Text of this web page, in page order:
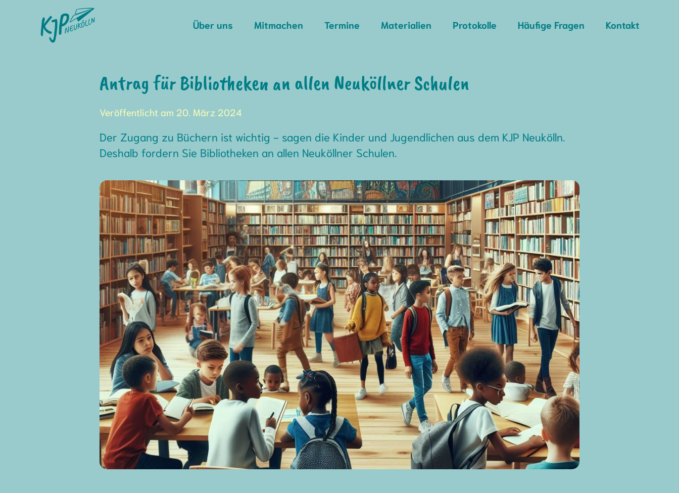
Über uns Mitmachen Termine Materialien Protokolle Häufige Fragen Kontakt
Antrag für Bibliotheken an allen Neuköllner Schulen
Veröffentlicht am 20. März 2024
Der Zugang zu Büchern ist wichtig - sagen die Kinder und Jugendlichen aus dem KJP Neukölln.
Deshalb fordern Sie Bibliotheken an allen Neuköllner Schulen.